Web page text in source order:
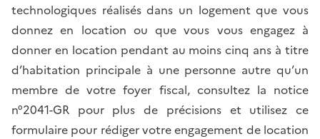
technologiques réalisés dans un logement que vous
donnez en location ou que vous vous engagez à
donner en location pendant au moins cinq ans à titre
d’habitation principale à une personne autre qu’un
membre de votre foyer fiscal, consultez la notice
n°2041-GR pour plus de précisions et utilisez ce
formulaire pour rédiger votre engagement de location